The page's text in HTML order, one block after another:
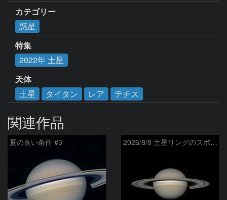
カテゴリー
惑星
特集
2022年 土星
天体
土星
タイタン レア テチス
関連作品
夏の良い条件 #3 2026/8/8 土星リングのスポーク